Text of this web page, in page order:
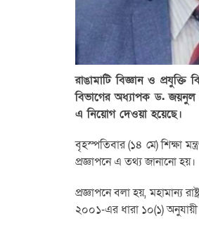
রাঙামাটি বিজ্ঞান ও প্রযুক্তি
বিভাগের অধ্যাপক ড. জয়নুল
এ নিয়োগ দেওয়া হয়েছে।
‎বৃহস্পতিবার (১৪ মে) শিক্ষা
প্রজ্ঞাপনে এ তথ্য জানানো হয়।
‎প্রজ্ঞাপনে বলা হয়, মহামান্য
২০০১-এর ধারা ১০(১)